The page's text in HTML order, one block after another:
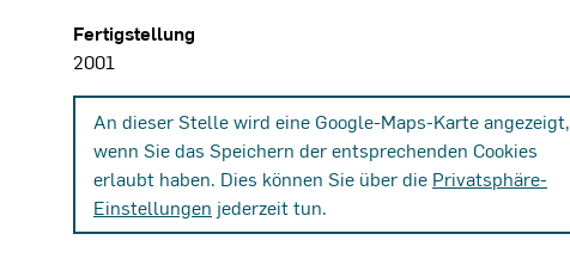
Fertigstellung
2001
An dieser Stelle wird eine Google-Maps-Karte angezeigt,
wenn Sie das Speichern der entsprechenden Cookies
erlaubt haben. Dies können Sie über die Privatsphäre-
Einstellungen jederzeit tun.